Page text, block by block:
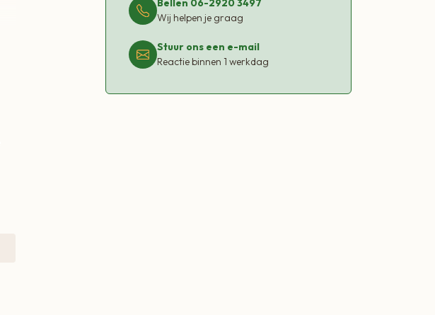
Bellen 06-2920 3497
Wij helpen je graag
Stuur ons een e-mail
Reactie binnen 1 werkdag